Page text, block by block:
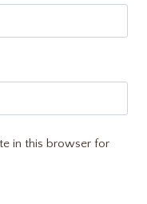
in this browser for